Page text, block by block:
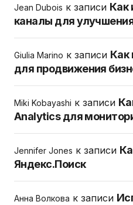
Jean Dubois к записи Как
каналы для
Giulia Marino к записи Как
для продвижения
Miki Kobayashi к записи
Analytics для
Jennifer Jones к записи
Яндекс.Поиск
Анна Волкова к записи